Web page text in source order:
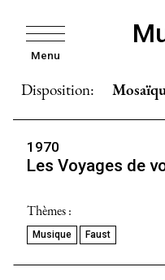
Menu
Disposition:
1970
Les Voyages de
Thèmes :
Musique Faust